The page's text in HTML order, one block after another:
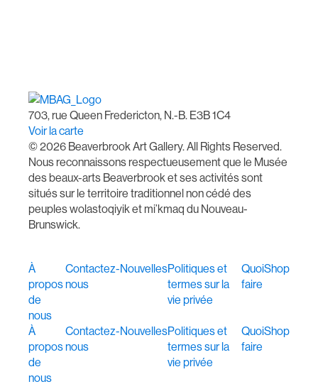
703, rue Queen Fredericton, N.-B. E3B 1C4
Voir la carte
© 2026 Beaverbrook Art Gallery. All Rights Reserved.
Nous reconnaissons respectueusement que le Musée
des beaux-arts Beaverbrook et ses activités sont
situés sur le territoire traditionnel non cédé des
peuples wolastoqiyik et mi’kmaq du Nouveau-
Brunswick.
À
propos
de
nous
Contactez-
nous
NouvellesPolitiques et
termes sur la
vie privée
Quoi
faire
Shop
À
propos
de
nous
Contactez-
nous
NouvellesPolitiques et
termes sur la
vie privée
Quoi
faire
Shop